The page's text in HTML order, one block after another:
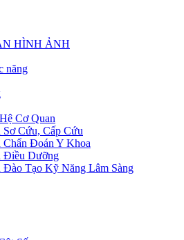
HÌNH ẢNH
năng
Cơ Quan
Cứu, Cấp Cứu
Đoán Y Khoa
Điều Dưỡng
Tạo Kỹ Năng Lâm Sàng